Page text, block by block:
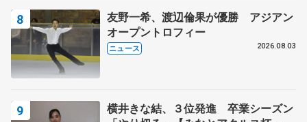
友野一希、渡辺倫果が優勝 アジアン
オープントロフィー
ニュース 2026.08.03
横井きな結、３位発進 卒業シーズン